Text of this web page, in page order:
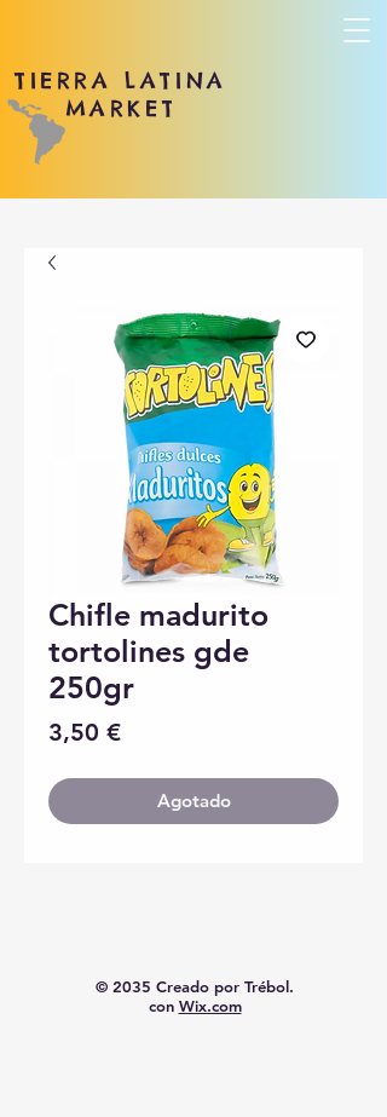
TIERRA LATINA
MARKET
Chifle madurito
tortolines gde
250gr
3,50 €Precio
Agotado
© 2035 Creado por Trébol.
con Wix.com